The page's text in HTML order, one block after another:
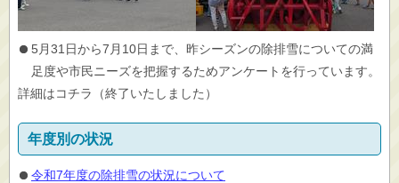
5月31日から7月10日まで、昨シーズンの除排雪についての満
足度や市民ニーズを把握するためアンケートを行っています。
詳細はコチラ（終了いたしました）
年度別の状況
令和7年度の除排雪の状況について